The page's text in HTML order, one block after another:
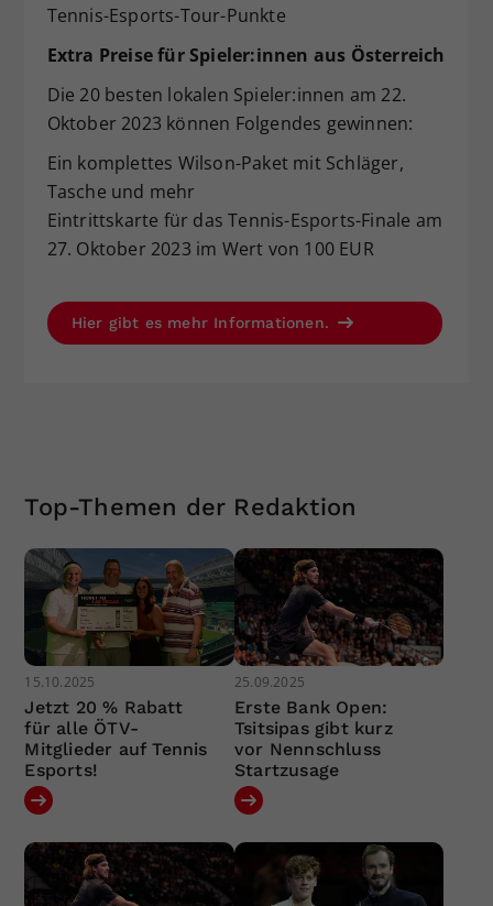
Tennis-Esports-Tour-Punkte
Extra Preise für Spieler:innen aus Österreich
Die 20 besten lokalen Spieler:innen am 22.
Oktober 2023 können Folgendes gewinnen:
Ein komplettes Wilson-Paket mit Schläger,
Tasche und mehr
Eintrittskarte für das Tennis-Esports-Finale am
27. Oktober 2023 im Wert von 100 EUR
Hier gibt es mehr Informationen.
Top-Themen der Redaktion
15.10.2025
Jetzt 20 % Rabatt
für alle ÖTV-
Mitglieder auf Tennis
Esports!
25.09.2025
Erste Bank Open:
Tsitsipas gibt kurz
vor Nennschluss
Startzusage